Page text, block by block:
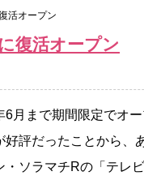
活オープン
復活オープン
まで期間限定でオー
好評だったことから、
・ソラマチRの「テレ